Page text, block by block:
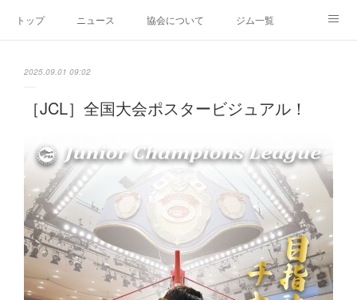
トップ ニュース 協会について ジム一覧
2025.09.01 09:02
［JCL］全国大会ポスタービジュアル！